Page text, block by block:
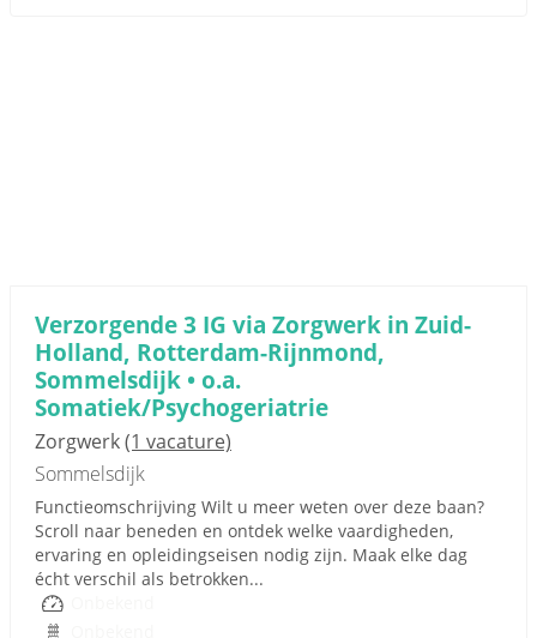
Verzorgende 3 IG via Zorgwerk in Zuid-
Holland, Rotterdam-Rijnmond,
Sommelsdijk • o.a.
Somatiek/Psychogeriatrie
Zorgwerk(1 vacature)
Sommelsdijk
Functieomschrijving Wilt u meer weten over deze baan?
Scroll naar beneden en ontdek welke vaardigheden,
ervaring en opleidingseisen nodig zijn. Maak elke dag
écht verschil als betrokken...